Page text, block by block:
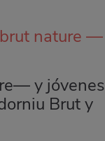
brut nature —
y jóvenes
Brut y